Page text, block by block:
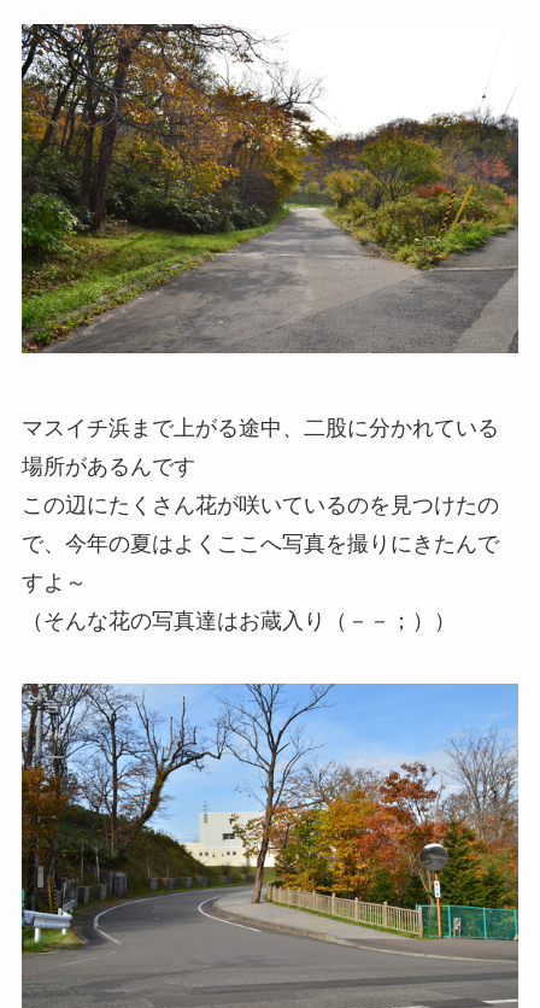
マスイチ浜まで上がる途中、二股に分かれている
場所があるんです
この辺にたくさん花が咲いているのを見つけたの
で、今年の夏はよくここへ写真を撮りにきたんで
すよ～
（そんな花の写真達はお蔵入り（－－；））